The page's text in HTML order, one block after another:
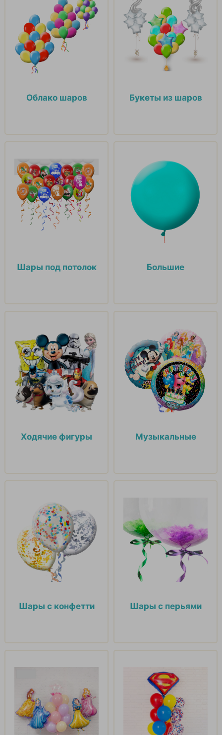
Облако шаров Букеты из шаров
Шары под потолок Большие
Ходячие фигуры Музыкальные
Шары с конфетти Шары с перьями